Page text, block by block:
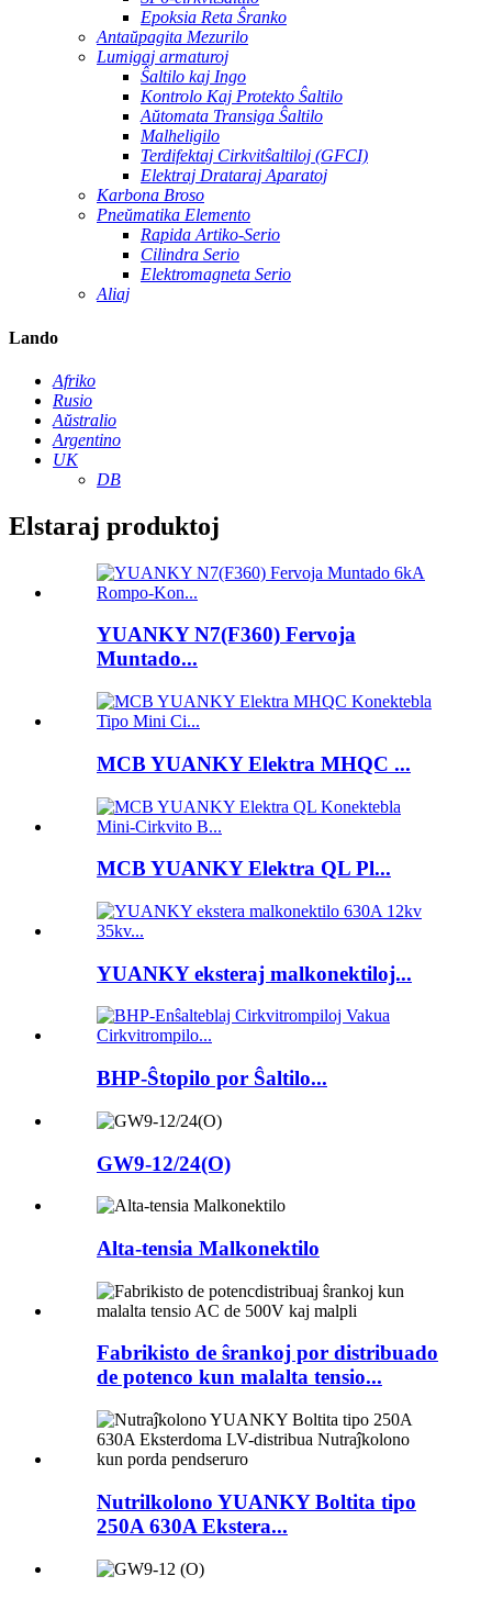
Epoksia Reta Ŝranko
Antaŭpagita Mezurilo
Lumigaj armaturoj
Ŝaltilo kaj Ingo
Kontrolo Kaj Protekto Ŝaltilo
Aŭtomata Transiga Ŝaltilo
Malheligilo
Terdifektaj Cirkvitŝaltiloj (GFCI)
Elektraj Drataraj Aparatoj
Karbona Broso
Pneŭmatika Elemento
Rapida Artiko-Serio
Cilindra Serio
Elektromagneta Serio
Aliaj
Lando
Afriko
Rusio
Aŭstralio
Argentino
UK
DB
Elstaraj produktoj
YUANKY N7(F360) Fervoja
Muntado...
MCB YUANKY Elektra MHQC ...
MCB YUANKY Elektra QL Pl...
YUANKY eksteraj malkonektiloj...
BHP-Ŝtopilo por Ŝaltilo...
GW9-12/24(O)
Alta-tensia Malkonektilo
Fabrikisto de ŝrankoj por distribuado
de potenco kun malalta tensio...
Nutrilkolono YUANKY Boltita tipo
250A 630A Ekstera...